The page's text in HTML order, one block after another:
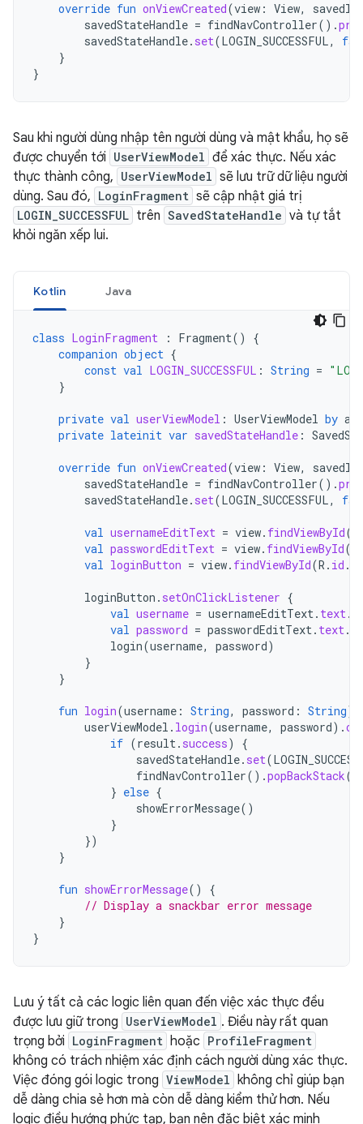
override fun onViewCreated(view : View,
savedStateHandle = findNavController().
savedStateHandle. set(LOGIN_SUCCESSFUL,
}
}
Sau khi người dùng nhập tên người dùng và mật khẩu, họ sẽ
được chuyển tới UserViewModel để xác thực. Nếu xác
thực thành công, UserViewModel sẽ lưu trữ dữ liệu người
dùng. Sau đó, LoginFragment sẽ cập nhật giá trị
LOGIN_SUCCESSFUL trên SavedStateHandle và tự tắt
khỏi ngăn xếp lui.
Kotlin Java
class LoginFragment : Fragment()
{
companion object {
const val LOGIN_SUCCESSFUL : String =
}
private val userViewModel : UserViewModel by
private lateinit var savedStateHandle :
override fun onViewCreated(view : View,
savedStateHandle = findNavController().
savedStateHandle. set(LOGIN_SUCCESSFUL,
val usernameEditText = view. findViewById(
val passwordEditText = view. findViewById(
val loginButton = view. findViewById(R . id .
loginButton . setOnClickListener {
val username = usernameEditText. text.
val password = passwordEditText. text.
login(username, password)
}
}
fun login(username : String, password : String)
userViewModel . login(username, password).
if (result. success)
{
savedStateHandle. set(
findNavController().popBackStack()
} else {
showErrorMessage()
}
})
}
fun showErrorMessage()
{
// Display a snackbar error message
}
}
Lưu ý tất cả các logic liên quan đến việc xác thực đều
được lưu giữ trong UserViewModel . Điều này rất quan
trọng bởi LoginFragment hoặc ProfileFragment
không có trách nhiệm xác định cách người dùng xác thực.
Việc đóng gói logic trong ViewModel không chỉ giúp bạn
dễ dàng chia sẻ hơn mà còn dễ dàng kiểm thử hơn. Nếu
logic điều hướng phức tạp, bạn nên đặc biệt xác minh